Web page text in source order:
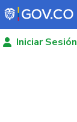
Iniciar Sesión